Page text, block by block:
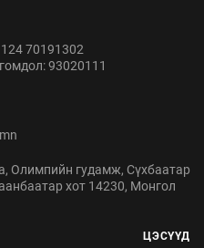
70191302
93020111
Олимпийн гудамж, Сүхбаатар
хот 14230, Монгол
ЦЭСҮҮД